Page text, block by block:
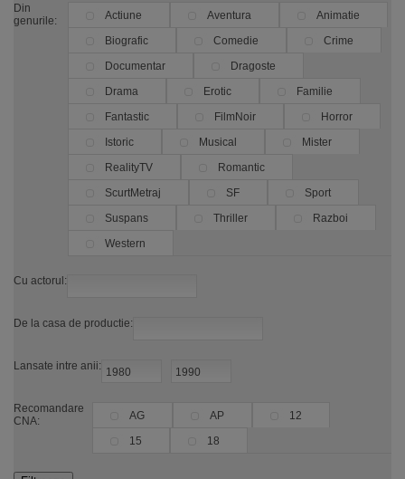
Din
genurile:
Actiune Aventura
Animatie
Biografic
Comedie
Crime
Documentar
Dragoste
Drama
Erotic
Familie
Fantastic
FilmNoir
Horror
Istoric
Musical
Mister
RealityTV
Romantic
ScurtMetraj
SF
Sport
Suspans
Thriller
Razboi
Western
Cu actorul:
De la casa de productie:
Lansate intre anii:
Recomandare
CNA:
AG AP
12
15
18